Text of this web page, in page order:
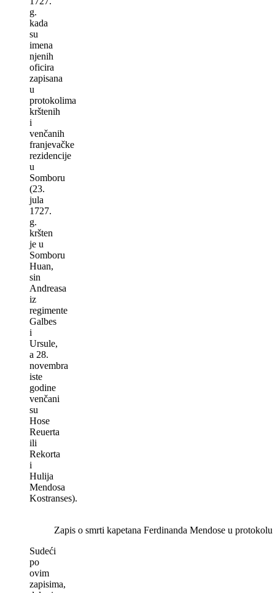
g.
kada
su
imena
njenih
oficira
zapisana
u
protokolima
krštenih
i
venčanih
franjevačke
rezidencije
u
Somboru
(23.
jula
1727.
g.
kršten
je u
Somboru
Huan,
sin
Andreasa
iz
regimente
Galbes
i
Ursule,
a 28.
novembra
iste
godine
venčani
su
Hose
Reuerta
ili
Rekorta
i
Hulija
Mendosa
Kostranses).
Zapis o smrti kapetana Ferdinanda Mendose u
Sudeći
po
ovim
zapisima,